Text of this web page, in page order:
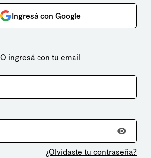
Ingresá con Google
O ingresá con tu email
¿Olvidaste tu contraseña?